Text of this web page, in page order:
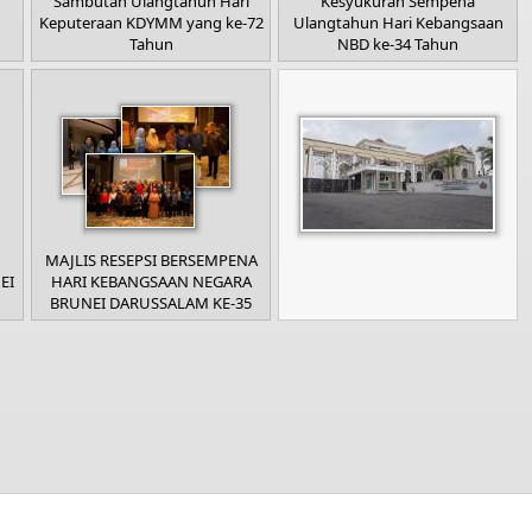
Keputeraan KDYMM yang ke-72
Tahun
Ulangtahun Hari Kebangsaan
NBD ke-34 Tahun
MAJLIS RESEPSI BERSEMPENA
HARI KEBANGSAAN NEGARA
BRUNEI DARUSSALAM KE-35